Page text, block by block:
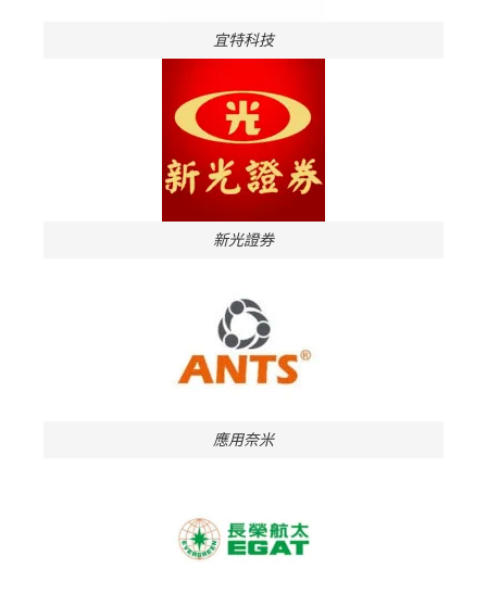
宜特科技
新光證券
應用奈米